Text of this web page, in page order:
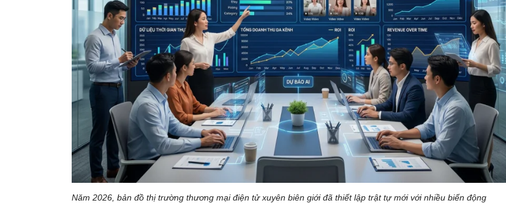
Năm 2026, bản đồ thị trường thương mại điện tử xuyên biên giới đã thiết lập trật tự mới với nhiều biến động
Mrs Ngọc
Chuyên Gia
doanh sau dịch
được dự đoán ra
sao?
Mr Bùi Đỗ
Mạnh
Chuyên Gia
thắn